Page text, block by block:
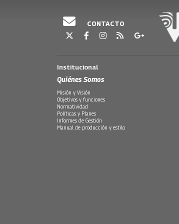
CONTACTO
Institucional
Quiénes Somos
Misión y Visión
Objetivos y funciones
Normatividad
Políticas y Planes
Informes de Gestión
Manual de producción y estilo